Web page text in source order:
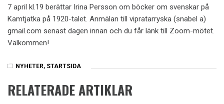
7 april kl.19 berättar Irina Persson om böcker om svenskar på
Kamtjatka på 1920-talet. Anmälan till vipratarryska (snabel a)
gmail.com senast dagen innan och du får länk till Zoom-mötet.
Välkommen!
NYHETER, STARTSIDA
RELATERADE ARTIKLAR